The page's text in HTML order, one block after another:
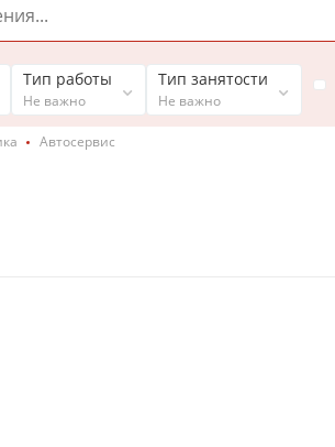
Тип работы
Не важно
Тип занятости
Не важно
Автосервис